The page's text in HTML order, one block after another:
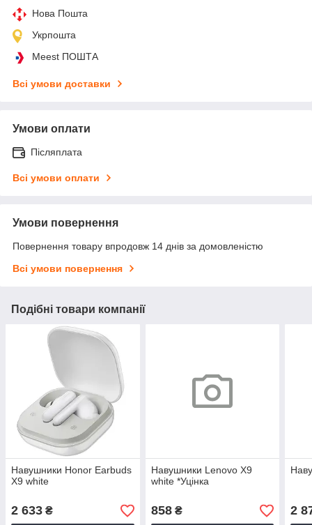
Нова Пошта
Укрпошта
Meest ПОШТА
Всі умови доставки
Умови оплати
Післяплата
Всі умови оплати
Умови повернення
Повернення товару впродовж 14 днів за домовленістю
Всі умови повернення
Подібні товари компанії
Навушники Honor Earbuds
X9 white
2 633 ₴
Навушники Lenovo X9
white *Уцінка
858₴ 2